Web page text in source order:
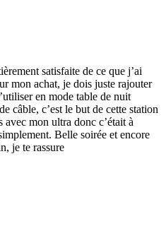
satisfaite de ce que j’ai
mon achat, je dois juste rajouter
en mode table de nuit
câble, c’est le but de cette station
mon ultra donc c’était à
Belle soirée et encore
je te rassure